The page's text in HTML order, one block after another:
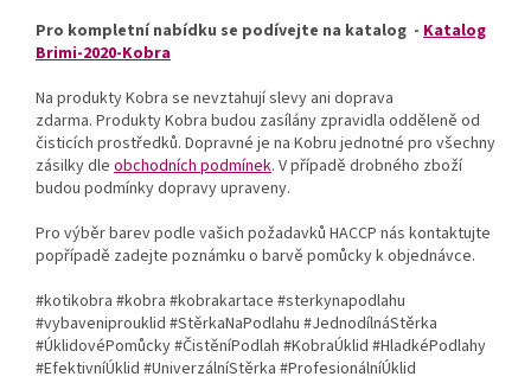
Pro kompletní nabídku se podívejte na katalog - Katalog
Brimi-2020-Kobra
Na produkty Kobra se nevztahují slevy ani doprava
zdarma. Produkty Kobra budou zasílány zpravidla odděleně od
čisticích prostředků. Dopravné je na Kobru jednotné pro všechny
zásilky dle obchodních podmínek. V případě drobného zboží
budou podmínky dopravy upraveny.
Pro výběr barev podle vašich požadavků HACCP nás kontaktujte
popřípadě zadejte poznámku o barvě pomůcky k objednávce.
#kotikobra #kobra #kobrakartace #sterkynapodlahu
#vybaveniprouklid #StěrkaNaPodlahu #JednodílnáStěrka
#ÚklidovéPomůcky #ČistěníPodlah #KobraÚklid #HladkéPodlahy
#EfektivníÚklid #UniverzálníStěrka #ProfesionálníÚklid